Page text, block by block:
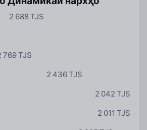
2 688 TJS
769 TJS
2 436 TJS
2 042 TJS
2 011 TJS